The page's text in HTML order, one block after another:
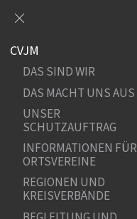
CVJM
DAS SIND WIR
DAS MACHT UNS AUS
UNSER
SCHUTZAUFTRAG
INFORMATIONEN FÜR
ORTSVEREINE
REGIONEN UND
KREISVERBÄNDE